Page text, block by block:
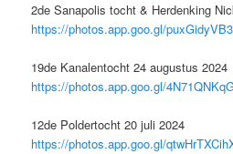
2de Sanapolis tocht & Herdenking
https://photos.app.goo.gl/
19de Kanalentocht 24 augustus 2024
https://photos.app.goo.gl/
12de Poldertocht 20 juli 2024
https://photos.app.goo.gl/